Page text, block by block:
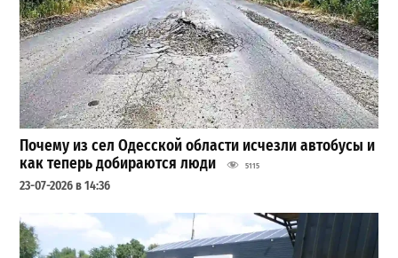
Почему из сел Одесской области исчезли автобусы и
как теперь добираются люди
5115
23-07-2026 в 14:36